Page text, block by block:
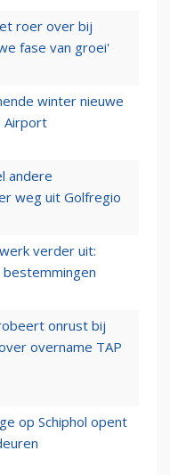
roer over bij
fase van groei'
winter nieuwe
Airport
andere
weg uit Golfregio
verder uit:
onrust bij
overname TAP
op Schiphol opent